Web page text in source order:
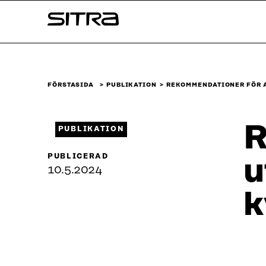
↓
Sitra
FÖRSTASIDA PUBLIKATION REKOMMENDATIONER
PUBLIKATION
PUBLICERAD
10.5.2024